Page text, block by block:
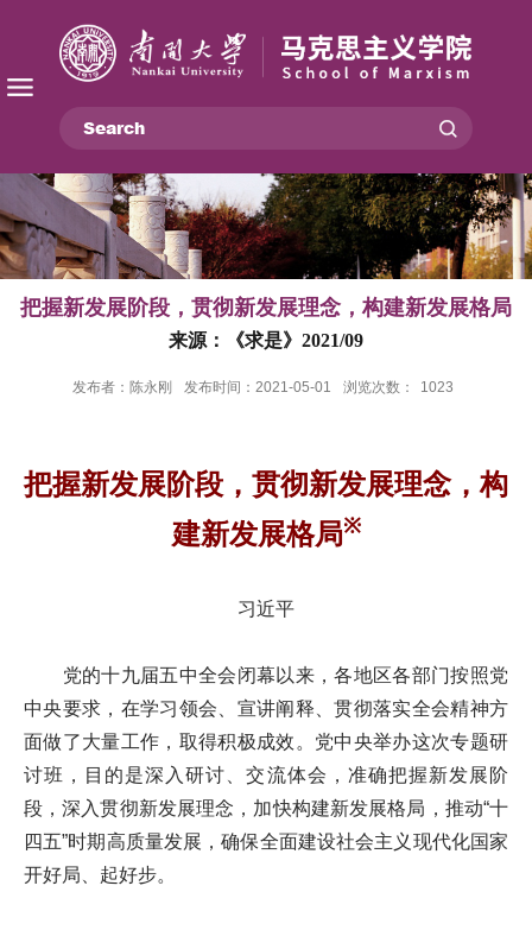
把握新发展阶段，贯彻新发展理念，构建新发展格局
来源：《求是》2021/09
发布者：陈永刚 发布时间：2021-05-01 浏览次数： 1023
把握新发展阶段，贯彻新发展理念，构
建新发展格局※
习近平
党的十九届五中全会闭幕以来，各地区各部门按照党
中央要求，在学习领会、宣讲阐释、贯彻落实全会精神方
面做了大量工作，取得积极成效。党中央举办这次专题研
讨班，目的是深入研讨、交流体会，准确把握新发展阶
段，深入贯彻新发展理念，加快构建新发展格局，推动“十
四五”时期高质量发展，确保全面建设社会主义现代化国家
开好局、起好步。